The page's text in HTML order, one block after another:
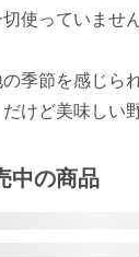
使っていません
の季節を感じら
だけど美味しい
中の商品